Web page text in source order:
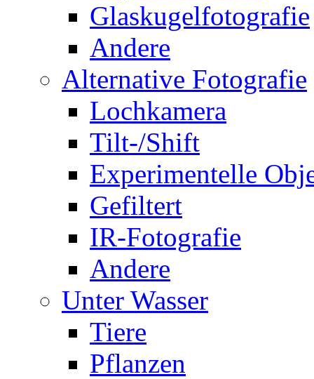
Glaskugelfotografie
Andere
Alternative Fotografie
Lochkamera
Tilt-/Shift
Experimentelle
Gefiltert
IR-Fotografie
Andere
Unter Wasser
Tiere
Pflanzen